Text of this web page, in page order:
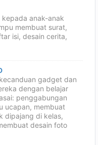
anak-anak
membuat surat,
isi, desain cerita,
gadget dan
dengan belajar
penggabungan
ucapan, membuat
dipajang di kelas,
desain foto